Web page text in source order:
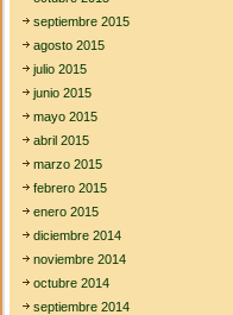
septiembre 2015
agosto 2015
julio 2015
junio 2015
mayo 2015
abril 2015
marzo 2015
febrero 2015
enero 2015
diciembre 2014
noviembre 2014
octubre 2014
septiembre 2014